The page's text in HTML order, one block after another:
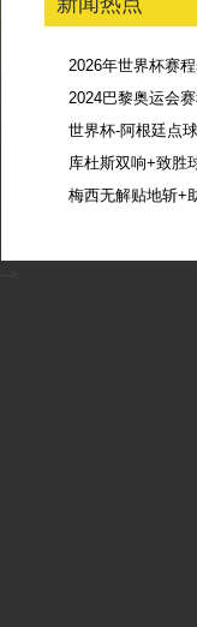
2026年世界杯赛
2024巴黎奥运会
库杜斯双响+致胜